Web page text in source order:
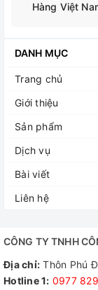
Hàng Việt
DANH MỤC
Trang chủ
Giới thiệu
Sản phẩm
Dịch vụ
Bài viết
Liên hệ
CÔNG TY TNHH
Địa chỉ: Thôn Phú
Hotline 1: 0977